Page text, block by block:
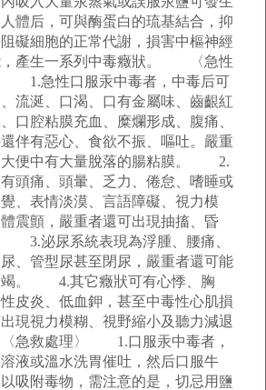
體后，可與酶蛋白的琉基結合，抑
礙細胞的正常代謝，損害中樞神經
，產生一系列中毒癥狀。 〈急性
1.急性口服汞中毒者，中毒后可
流涎、口渴、口有金屬味、齒齦紅
口腔粘膜充血、糜爛形成、腹痛、
伴有惡心、食欲不振、嘔吐。嚴重
大便中有大量脫落的腸粘膜。 2.
頭痛、頭暈、乏力、倦怠、嗜睡或
、表情淡漠、言語障礙、視力模
震顫，嚴重者還可出現抽搐、昏
3.泌尿系統表現為浮腫、腰痛、
、管型尿甚至閉尿，嚴重者還可能
竭。 4.其它癥狀可有心悸、胸
皮炎、低血鉀，甚至中毒性心肌損
現視力模糊、視野縮小及聽力減退
急救處理〉 1.口服汞中毒者，
液或溫水洗胃催吐，然后口服牛
吸附毒物，需注意的是，切忌用鹽